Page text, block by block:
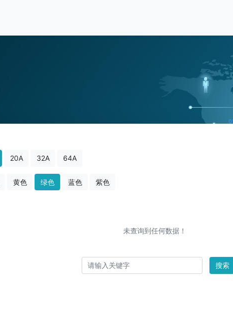
20A 32A 64A
黄色 绿色 蓝色 紫色
未查询到任何数据！
搜索